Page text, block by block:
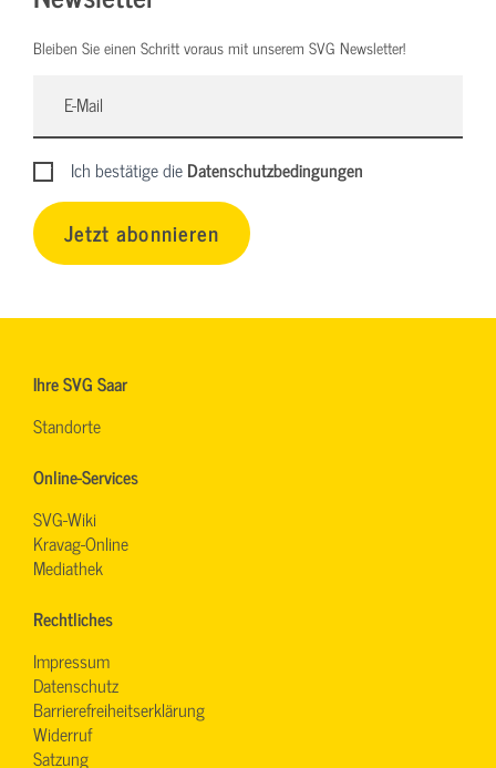
Bleiben Sie einen Schritt voraus mit unserem SVG Newsletter!
Ich bestätige dieDatenschutzbedingungen
Jetzt abonnieren
Ihre SVG Saar
Standorte
Online-Services
SVG-Wiki
Kravag-Online
Mediathek
Rechtliches
Impressum
Datenschutz
Barrierefreiheitserklärung
Widerruf
Satzung